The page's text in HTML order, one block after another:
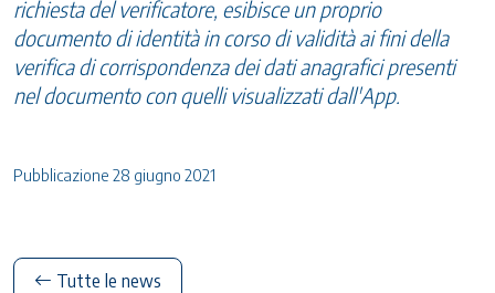
richiesta del verificatore, esibisce un proprio
documento di identità in corso di validità ai fini della
verifica di corrispondenza dei dati anagrafici presenti
nel documento con quelli visualizzati dall'App.
Pubblicazione 28 giugno 2021
Tutte le news